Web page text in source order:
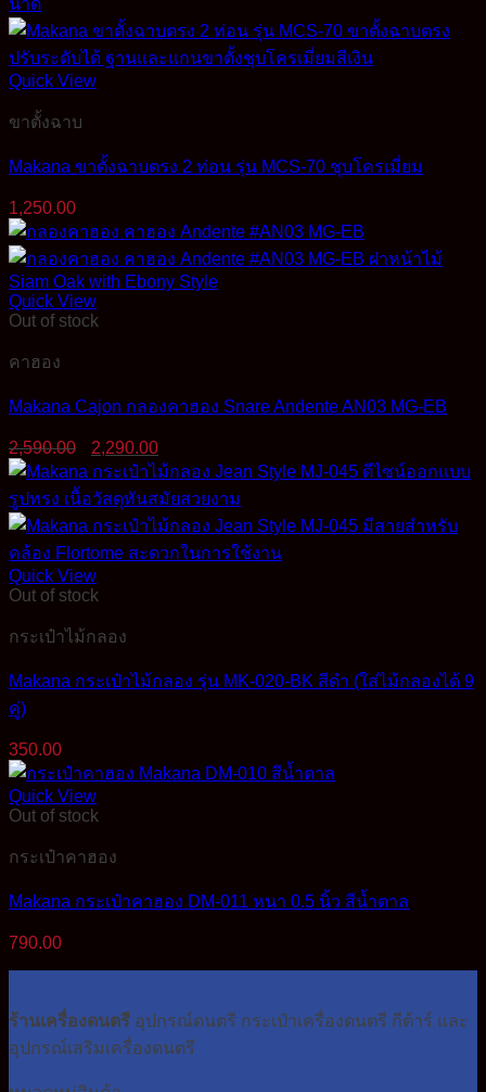
Quick View
ขาตั้งฉาบ
Makana ขาตั้งฉาบตรง 2 ท่อน รุ่น MCS-70 ชุบโครเมี่ยม
1,250.00
Quick View
Out of stock
คาฮอง
Makana Cajon กลองคาฮอง Snare Andente AN03 MG-EB
2,590.00
Original
price
was:
2,590.00฿.
2,290.00
price
is:
2,290.00฿.
Quick View
Out of stock
กระเป๋าไม้กลอง
Makana กระเป๋าไม้กลอง รุ่น MK-020-BK สีดำ (ใส่ไม้กลองได้ 9
คู่)
350.00
Quick View
Out of stock
กระเป๋าคาฮอง
Makana กระเป๋าคาฮอง DM-011 หนา 0.5 นิ้ว สีน้ำตาล
790.00
ร้านเครื่องดนตรี อุปกรณ์ดนตรี กระเป๋าเครื่องดนตรี กีต้าร์ และ
อุปกรณ์เสริมเครื่องดนตรี